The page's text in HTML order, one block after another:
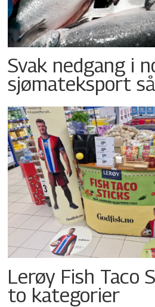
Svak nedgang i
sjømateksport
Lerøy Fish Taco
to kategorier